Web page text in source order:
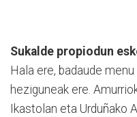
Sukalde propiodun
Hala ere, badaude
heziguneak ere.
Ikastolan eta Urduñako